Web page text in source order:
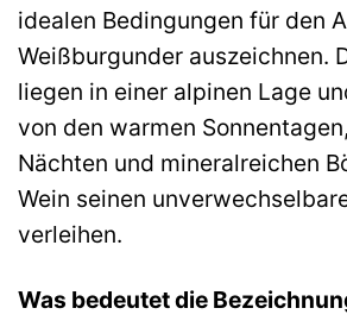
idealen Bedingungen für den
Weißburgunder auszeichnen.
liegen in einer alpinen Lage
von den warmen
Nächten und mineralreichen
Wein seinen
verleihen.
Was bedeutet die